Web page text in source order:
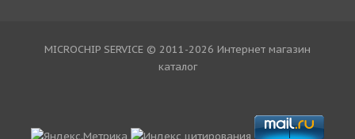
MICROCHIP SERVICE © 2011-2026 Интернет магазин
каталог